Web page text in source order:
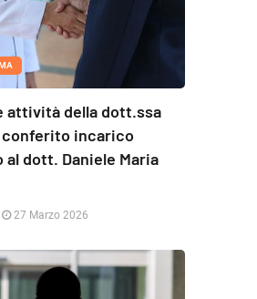
attività della dott.ssa
conferito incarico
dott. Daniele Maria
27 Marzo 2026